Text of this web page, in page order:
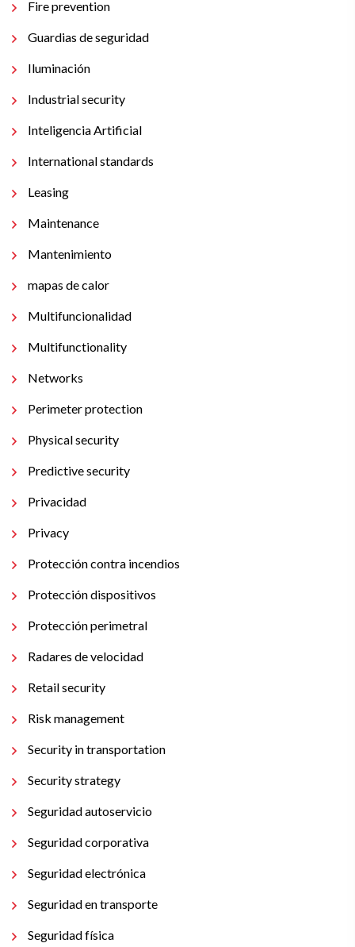
Fire prevention
Guardias de seguridad
Iluminación
Industrial security
Inteligencia Artificial
International standards
Leasing
Maintenance
Mantenimiento
mapas de calor
Multifuncionalidad
Multifunctionality
Networks
Perimeter protection
Physical security
Predictive security
Privacidad
Privacy
Protección contra incendios
Protección dispositivos
Protección perimetral
Radares de velocidad
Retail security
Risk management
Security in transportation
Security strategy
Seguridad autoservicio
Seguridad corporativa
Seguridad electrónica
Seguridad en transporte
Seguridad física